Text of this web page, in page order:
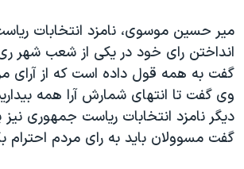
میر حسین موسوی، نامزد انتخابات
انداختن رای خود در یکی از شعب شهر ری
گفت به همه قول داده است که از آرای
وی گفت تا انتهای شمارش آرا همه
دیگر نامزد انتخابات ریاست جمهوری
گفت مسوولان باید به رای مردم احترام